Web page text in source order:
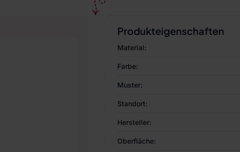
Produkteigenschaften
Material:
Farbe:
Muster:
Standort:
Hersteller:
Oberfläche: